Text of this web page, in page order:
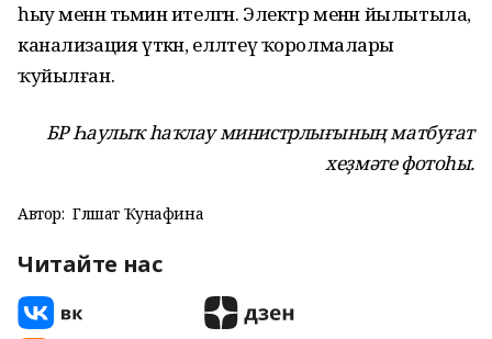
һыу менән тәьмин ителгән. Электр менән йылытыла,
канализация үткән, елләтеү ҡоролмалары
ҡуйылған.
БР Һаулыҡ һаҡлау министрлығының матбуғат
хеҙмәте фотоһы.
Автор: Гөлшат Ҡунафина
Читайте нас